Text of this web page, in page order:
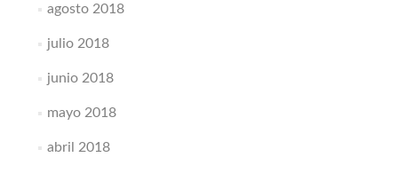
agosto 2018
julio 2018
junio 2018
mayo 2018
abril 2018